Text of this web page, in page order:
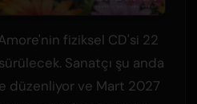
fiziksel CD'si 22
Sanatçı şu anda
düzenliyor ve Mart 2027